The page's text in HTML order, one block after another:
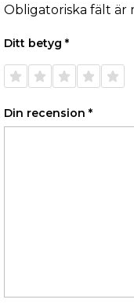
Obligatoriska fält är
Ditt betyg *
1 av 5
stjärnor
2 av 5
stjärnor
3 av 5
stjärnor
4 av 5
stjärnor
5 av 5
Din recension *